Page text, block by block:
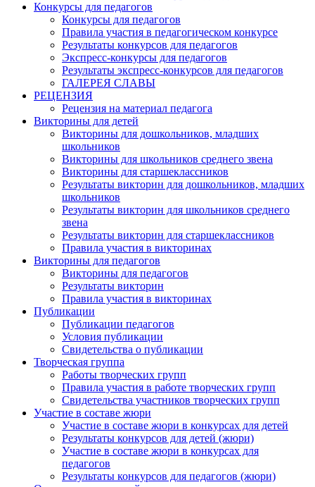
Конкурсы для педагогов
Конкурсы для педагогов
Правила участия в педагогическом конкурсе
Результаты конкурсов для педагогов
Экспресс-конкурсы для педагогов
Результаты экспресс-конкурсов для педагогов
ГАЛЕРЕЯ СЛАВЫ
РЕЦЕНЗИЯ
Рецензия на материал педагога
Викторины для детей
Викторины для дошкольников, младших
школьников
Викторины для школьников среднего звена
Викторины для старшеклассников
Результаты викторин для дошкольников, младших
школьников
Результаты викторин для школьников среднего
звена
Результаты викторин для старшеклассников
Правила участия в викторинах
Викторины для педагогов
Викторины для педагогов
Результаты викторин
Правила участия в викторинах
Публикации
Публикации педагогов
Условия публикации
Свидетельства о публикации
Творческая группа
Работы творческих групп
Правила участия в работе творческих групп
Свидетельства участников творческих групп
Участие в составе жюри
Участие в составе жюри в конкурсах для детей
Результаты конкурсов для детей (жюри)
Участие в составе жюри в конкурсах для
педагогов
Результаты конкурсов для педагогов (жюри)